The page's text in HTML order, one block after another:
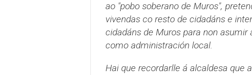
ao "pobo soberano de Muros",
vivendas co resto de cidadáns e
cidadáns de Muros para non asumir
como administración local.
Hai que recordarlle á alcaldesa que